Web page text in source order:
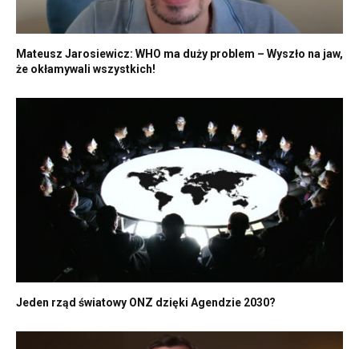
Mateusz Jarosiewicz: WHO ma duży problem – Wyszło na jaw,
że okłamywali wszystkich!
Jeden rząd światowy ONZ dzięki Agendzie 2030?